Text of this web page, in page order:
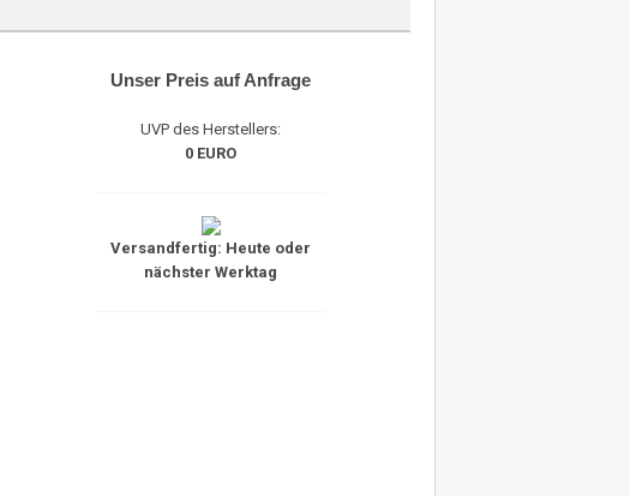
Unser Preis auf Anfrage
UVP des Herstellers:
0 EURO
Versandfertig: Heute oder
nächster Werktag